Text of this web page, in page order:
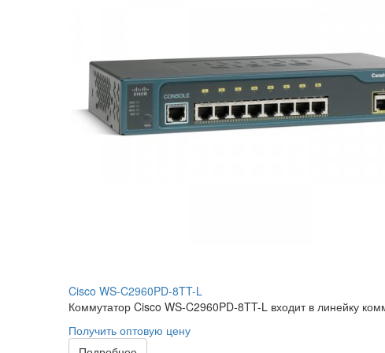
Cisco WS-C2960PD-8TT-L
Коммутатор Cisco WS-C2960PD-8TT-L входит в линейку
Получить оптовую цену